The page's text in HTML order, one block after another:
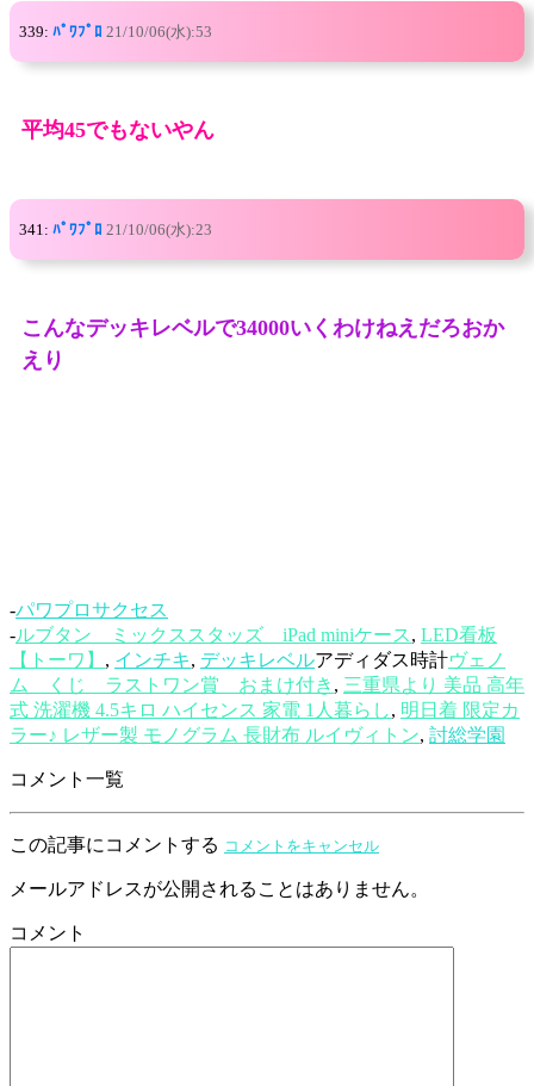
339: ﾊﾟﾜﾌﾟﾛ 21/10/06(水):53
平均45でもないやん
341: ﾊﾟﾜﾌﾟﾛ 21/10/06(水):23
こんなデッキレベルで34000いくわけねえだろおか
えり
-パワプロサクセス
-ルブタン ミックススタッズ iPad miniケース, LED看板
【トーワ】 , インチキ, デッキレベルアディダス時計ヴェノ
ム くじ ラストワン賞 おまけ付き , 三重県より 美品 高年
式 洗濯機 4.5キロ ハイセンス 家電 1人暮らし, 明日着 限定カ
ラー♪ レザー製 モノグラム 長財布 ルイヴィトン, 討総学園
コメント一覧
この記事にコメントする コメントをキャンセル
メールアドレスが公開されることはありません。
コメント